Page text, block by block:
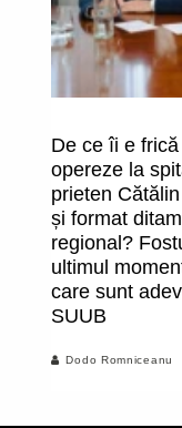
De ce îi e
opereze la
prieten
și format
regional?
ultimul
care sunt
SUUB
Dodo Romniceanu